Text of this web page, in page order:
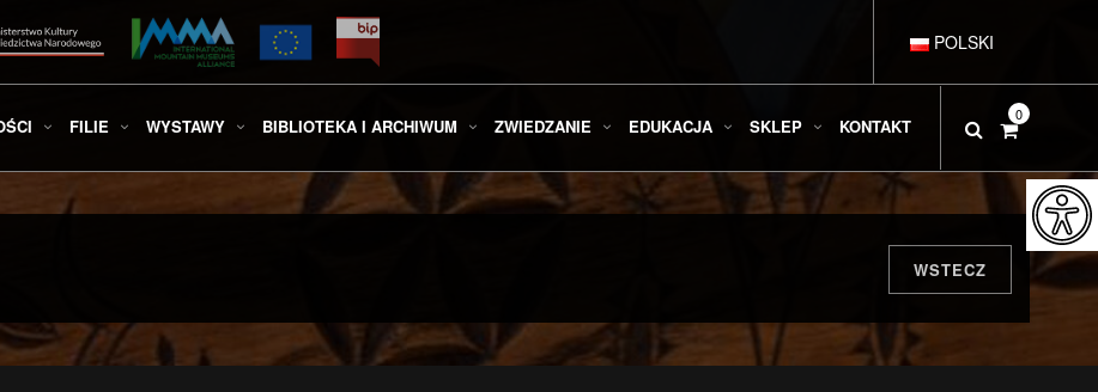
POLSKI
DEUTSCH
ESPAÑOL
FILIE WYSTAWY BIBLIOTEKA I ARCHIWUM ZWIEDZANIE EDUKACJA SKLEP KONTAKT
0
WSTECZ